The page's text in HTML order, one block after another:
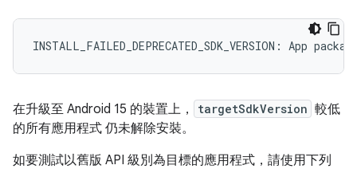
在升級至 Android 15 的裝置上， targetSdkVersion 較低
的所有應用程式 仍未解除安裝。
如要測試以舊版 API 級別為目標的應用程式，請使用下列